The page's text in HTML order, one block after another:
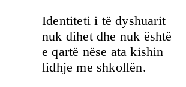
Identiteti i të dyshuarit
nuk dihet dhe nuk është
e qartë nëse ata kishin
lidhje me shkollën.